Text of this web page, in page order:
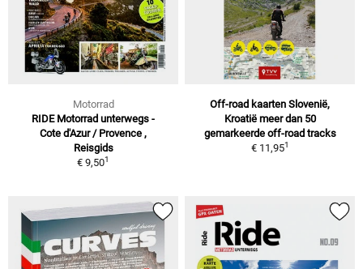
Motorrad
RIDE Motorrad unterwegs -
Cote d'Azur / Provence ,
Reisgids
€ 9,501
Off-road kaarten Slovenië,
Kroatië meer dan 50
gemarkeerde off-road tracks
€ 11,951